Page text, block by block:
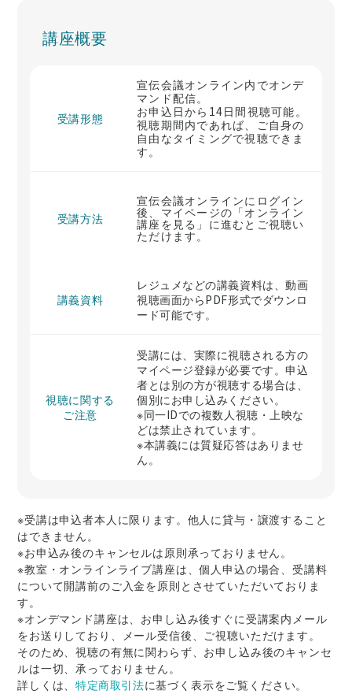
講座概要
受講形態
宣伝会議オンライン内でオンデ
マンド配信。
お申込日から14日間視聴可能。
視聴期間内であれば、ご自身の
自由なタイミングで視聴できま
す。
受講方法
宣伝会議オンラインにログイン
後、マイページの「オンライン
講座を見る」に進むとご視聴い
ただけます。
講義資料
レジュメなどの講義資料は、動画
視聴画面からPDF形式でダウンロ
ード可能です。
視聴に関する
ご注意
受講には、実際に視聴される方の
マイページ登録が必要です。申込
者とは別の方が視聴する場合は、
個別にお申し込みください。
※同一IDでの複数人視聴・上映な
どは禁止されています。
※本講義には質疑応答はありませ
ん。
※受講は申込者本人に限ります。他人に貸与・譲渡すること
はできません。
※お申込み後のキャンセルは原則承っておりません。
※教室・オンラインライブ講座は、個人申込の場合、受講料
について開講前のご入金を原則とさせていただいておりま
す。
※オンデマンド講座は、お申し込み後すぐに受講案内メール
をお送りしており、メール受信後、ご視聴いただけます。
そのため、視聴の有無に関わらず、お申し込み後のキャンセ
ルは一切、承っておりません。
詳しくは、特定商取引法に基づく表示をご覧ください。